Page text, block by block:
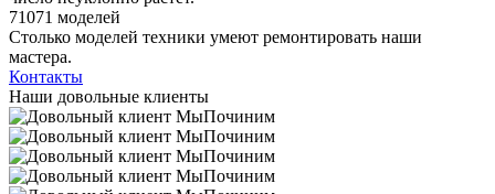
71071 моделей
Столько моделей техники умеют ремонтировать наши
мастера.
Контакты
Наши довольные клиенты